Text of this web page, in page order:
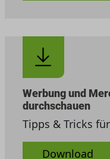
Werbung und
durchschauen
Tipps & Tricks
Download